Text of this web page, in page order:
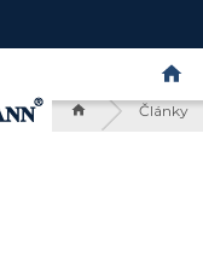
Články